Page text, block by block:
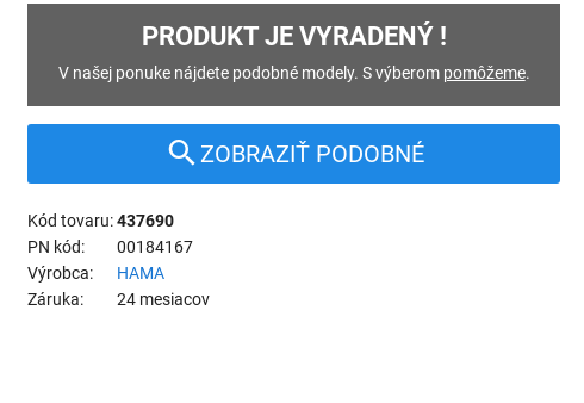
PRODUKT JE VYRADENÝ !
V našej ponuke nájdete podobné modely. S výberom pomôžeme.
ZOBRAZIŤ PODOBNÉ
Kód tovaru 437690
PN kód
00184167
Výrobca
HAMA
Záruka
24 mesiacov